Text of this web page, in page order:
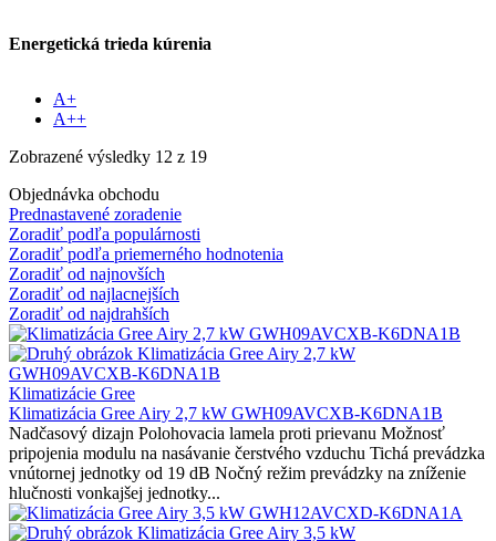
Energetická trieda kúrenia
A+
A++
Zobrazené výsledky 12 z 19
Objednávka obchodu
Prednastavené zoradenie
Zoradiť podľa populárnosti
Zoradiť podľa priemerného hodnotenia
Zoradiť od najnovších
Zoradiť od najlacnejších
Zoradiť od najdrahších
Klimatizácie Gree
Klimatizácia Gree Airy 2,7 kW GWH09AVCXB-K6DNA1B
Nadčasový dizajn Polohovacia lamela proti prievanu Možnosť
pripojenia modulu na nasávanie čerstvého vzduchu Tichá prevádzka
vnútornej jednotky od 19 dB Nočný režim prevádzky na zníženie
hlučnosti vonkajšej jednotky...